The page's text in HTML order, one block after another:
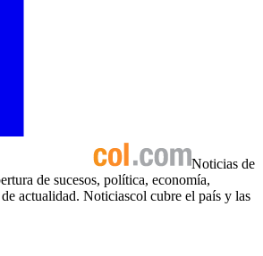
Noticias de
de sucesos, política, economía,
actualidad. Noticiascol cubre el país y las